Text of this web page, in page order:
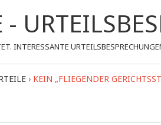
INTERESSANTE
› KEIN „FLIEGENDER